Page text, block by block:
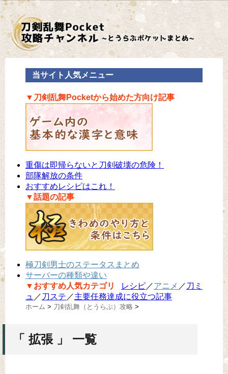
当サイト人気メニュー
▼刀剣乱舞Pocketから始めた方向け記事
重傷は即帰らないと刀剣破壊の危険！
部隊解放の条件
おすすめレシピはこれ！
▼話題の記事
極刀剣男士のステータスまとめ
サーバーの種類や違い
▼おすすめ人気カテゴリ
レシピ／アニメ ／ 刀ミ
ュ ／ 刀ステ ／主要任務達成に役立つ記事
ホーム > 刀剣乱舞（とうらぶ）攻略 >
「 拡張 」 一覧